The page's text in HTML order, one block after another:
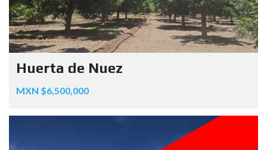
Huerta de Nuez
MXN $6,500,000